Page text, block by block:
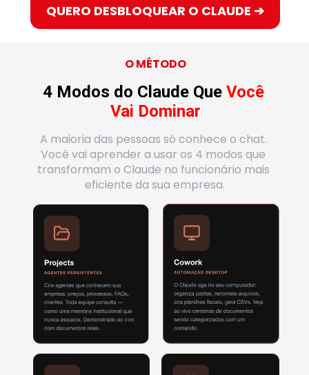
QUERO DESBLOQUEAR O CLAUDE ➔
O MÉTODO
4 Modos do Claude Que Você
Vai Dominar
A maioria das pessoas só conhece o chat.
Você vai aprender a usar os 4 modos que
transformam o Claude no funcionário mais
eficiente da sua empresa.